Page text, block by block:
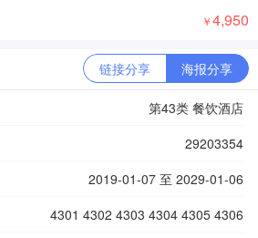
￥4,950
链接分享 海报分享
第43类 餐饮酒店
29203354
2019-01-07 至 2029-01-06
4301 4302 4303 4304 4305 4306